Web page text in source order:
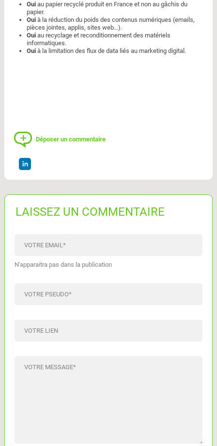
Ouiau papier recyclé produit en France et non au gâchis du
papier.
Ouià la réduction du poids des contenus numériques (emails,
pièces jointes, applis, sites web…).
Ouiau recyclage et reconditionnement des matériels
informatiques.
Ouià la limitation des flux de data liés au marketing digital.
Déposer un commentaire
LAISSEZ UN COMMENTAIRE
VOTRE EMAIL *
N'apparaitra pas dans la publication
VOTRE PSEUDO*
VOTRE LIEN
VOTRE MESSAGE*